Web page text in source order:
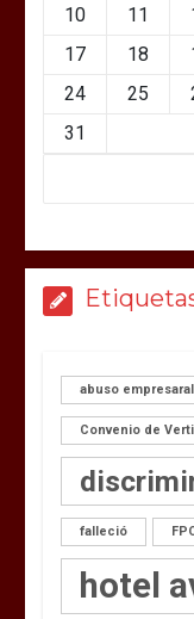
10
11
17
18
24
25
31
abuso empresaral
Convenio de
falleció
hotel